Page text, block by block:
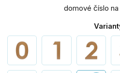
domové číslo